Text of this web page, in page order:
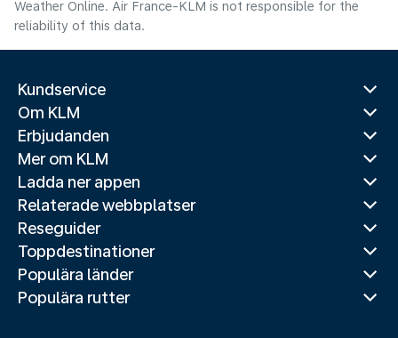
Weather Online. Air France-KLM is not responsible for the
reliability of this data.
Kundservice
Om KLM
Erbjudanden
Mer om KLM
Ladda ner appen
Relaterade webbplatser
Reseguider
Toppdestinationer
Populära länder
Populära rutter